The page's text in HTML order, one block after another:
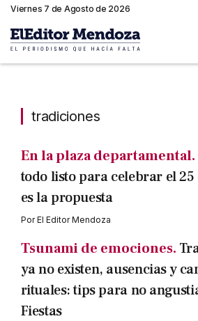
Viernes 7 de Agosto de 2026
tradiciones
En la plaza departamental.
todo listo para celebrar el
es la propuesta
PorEl Editor Mendoza
Tsunami de emociones.
ya no existen, ausencias y
rituales: tips para no
Fiestas